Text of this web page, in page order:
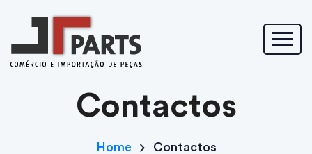
Contactos
Home Contactos